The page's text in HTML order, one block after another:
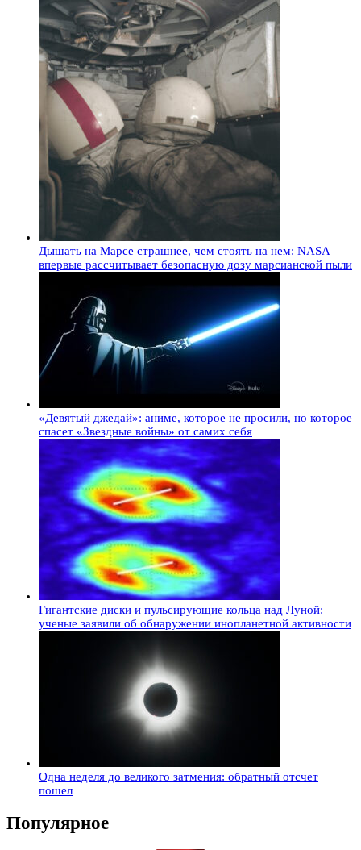
Дышать на Марсе страшнее, чем стоять на нем: NASA
впервые рассчитывает безопасную дозу марсианской пыли
«Девятый джедай»: аниме, которое не просили, но которое
спасет «Звездные войны» от самих себя
Гигантские диски и пульсирующие кольца над Луной:
ученые заявили об обнаружении инопланетной активности
Одна неделя до великого затмения: обратный отсчет
пошел
Популярное